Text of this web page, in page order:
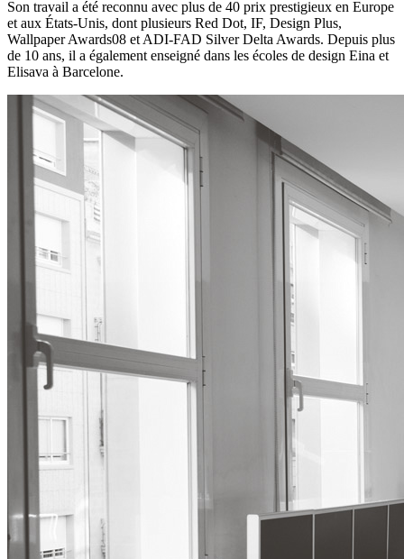
Son travail a été reconnu avec plus de 40 prix prestigieux en Europe
et aux États-Unis, dont plusieurs Red Dot, IF, Design Plus,
Wallpaper Awards08 et ADI-FAD Silver Delta Awards. Depuis plus
de 10 ans, il a également enseigné dans les écoles de design Eina et
Elisava à Barcelone.